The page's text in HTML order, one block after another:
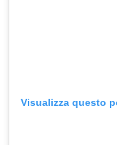
Visualizza questo